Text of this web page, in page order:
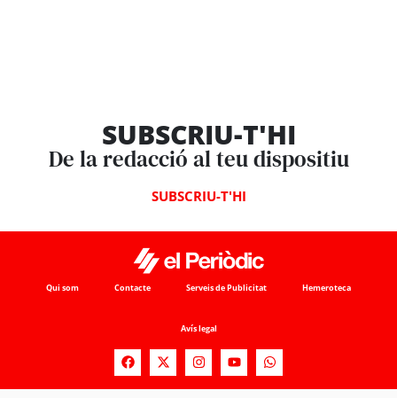
SUBSCRIU-T'HI
De la redacció al teu dispositiu
SUBSCRIU-T'HI
Qui som Contacte Serveis de Publicitat Hemeroteca
Avís legal